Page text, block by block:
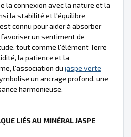
la connexion avec la nature et la
la stabilité et l'équilibre
connu pour aider à absorber
un sentiment de
tout comme l'élément Terre
la patience et la
l'association du jaspe verte
un ancrage profond, une
harmonieuse.
LIÉS AU MINÉRAL JASPE